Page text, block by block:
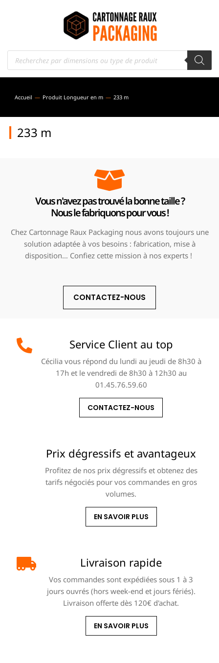
Vous êtes ici :
Accueil Produit Longueur en m 233 m
233 m
Vous n'avez pas trouvé la bonne taille ?
Nous le fabriquons pour vous !
Chez Cartonnage Raux Packaging nous avons toujours une
solution adaptée à vos besoins : fabrication, mise à
disposition… Confiez cette mission à nos experts !
CONTACTEZ-NOUS
Service Client au top
Cécilia vous répond du lundi au jeudi de 8h30 à
17h et le vendredi de 8h30 à 12h30 au
01.45.76.59.60
CONTACTEZ-NOUS
Prix dégressifs et avantageux
Profitez de nos prix dégressifs et obtenez des
tarifs négociés pour vos commandes en gros
volumes.
EN SAVOIR PLUS
Livraison rapide
Vos commandes sont expédiées sous 1 à 3
jours ouvrés (hors week-end et jours fériés).
Livraison offerte dès 120€ d'achat.
EN SAVOIR PLUS